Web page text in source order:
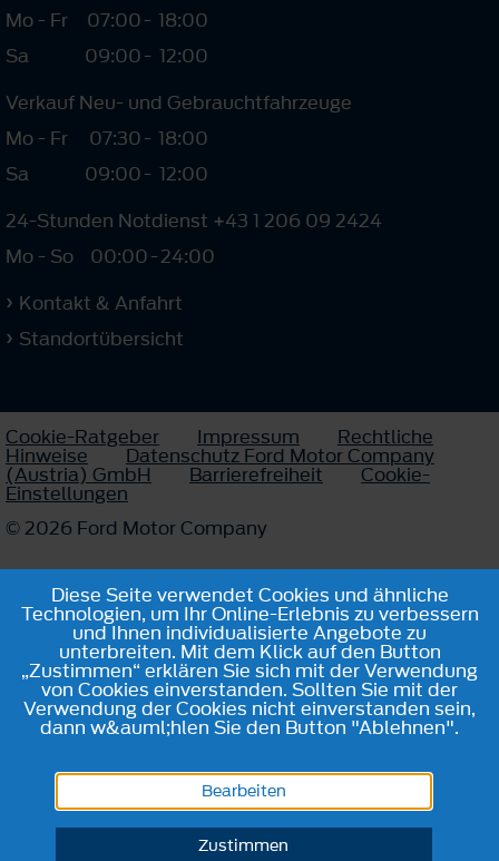
Mo - Fr
07:00- 18:00
Sa
09:00- 12:00
Verkauf Neu- und Gebrauchtfahrzeuge
Mo - Fr
07:30- 18:00
Sa
09:00- 12:00
24-Stunden Notdienst +43 1 206 09 2424
Mo - So
00:00-24:00
Kontakt & Anfahrt
Standortübersicht
Cookie-Ratgeber Impressum Rechtliche
Hinweise Datenschutz Ford Motor Company
(Austria) GmbH Barrierefreiheit Cookie-
Einstellungen
© 2026 Ford Motor Company
Diese Seite verwendet Cookies und ähnliche
Technologien, um Ihr Online-Erlebnis zu verbessern
und Ihnen individualisierte Angebote zu
unterbreiten. Mit dem Klick auf den Button
„Zustimmen“ erklären Sie sich mit der Verwendung
von Cookies einverstanden. Sollten Sie mit der
Verwendung der Cookies nicht einverstanden sein,
dann w&auml;hlen Sie den Button "Ablehnen".
Bearbeiten
Zustimmen